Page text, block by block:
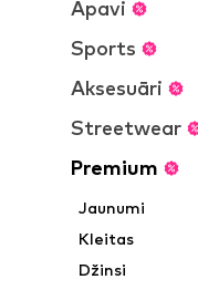
Apavi
Sports
Aksesuāri
Streetwear
Premium
Jaunumi
Kleitas
Džinsi